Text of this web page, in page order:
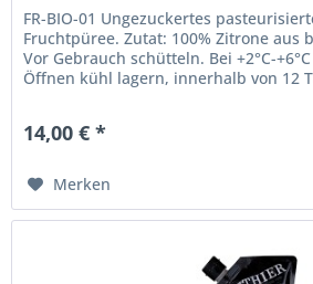
FR-BIO-01 Ungezuckertes
Fruchtpüree. Zutat: 100% Zitrone aus
Vor Gebrauch schütteln. Bei +2°C-
Öffnen kühl lagern, innerhalb von 12
14,00 € *
Merken